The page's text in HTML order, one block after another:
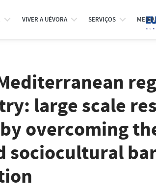
VIVER A UÉVORA SERVIÇOS MEDIA
large scale
overcoming
sociocultural